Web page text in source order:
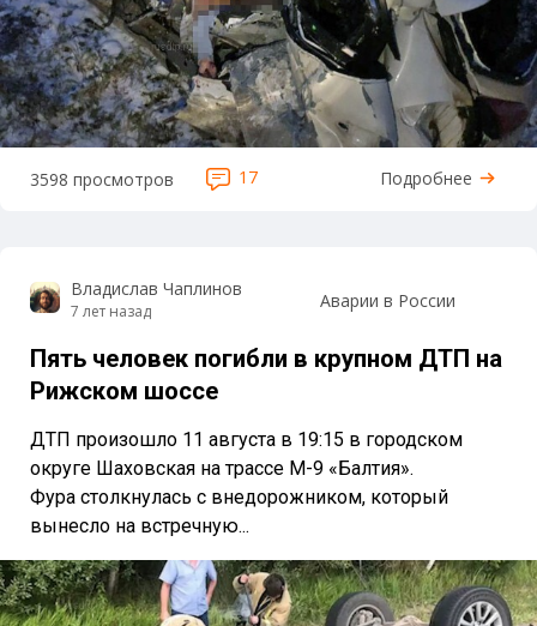
3598 просмотров 17 Подробнее
Владислав Чаплинов
7 лет назад Аварии в России
Пять человек погибли в крупном ДТП на
Рижском шоссе
ДТП произошло 11 августа в 19:15 в городском
округе Шаховская на трассе М-9 «Балтия».
Фура столкнулась с внедорожником, который
вынесло на встречную...